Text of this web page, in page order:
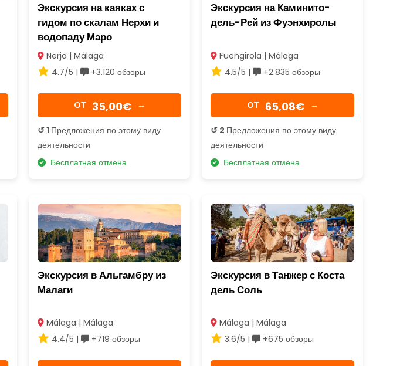
Экскурсия на каяках с
гидом по скалам Нерхи и
водопаду Маро
Nerja | Málaga
4.7/5 |
+3.120 обзоры
OТ 35,00€ →
↺ 1 Предложения по этому виду
деятельности
Бесплатная отмена
Экскурсия на Каминито-
дель-Рей из Фуэнхиролы
Fuengirola | Málaga
4.5/5 |
+2.835 обзоры
OТ 65,08€ →
↺ 2 Предложения по этому виду
деятельности
Бесплатная отмена
Экскурсия в Альгамбру из
Малаги
Málaga | Málaga
4.4/5 |
+719 обзоры
Экскурсия в Танжер с Коста
дель Соль
Málaga | Málaga
3.6/5 |
+675 обзоры